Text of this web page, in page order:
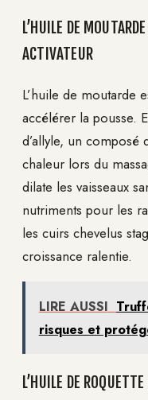
L’HUILE DE
ACTIVATEUR
L’huile de moutarde
accélérer la pousse.
d’allyle, un
chaleur lors du
dilate les vaisseaux
nutriments pour les
les cuirs chevelus
croissance ralentie.
LIRE AUSSI
risques et
L’HUILE DE